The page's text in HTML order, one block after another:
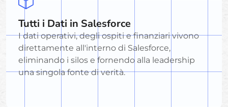
Tutti i Dati in Salesforce
I dati operativi, degli ospiti e finanziari vivono
direttamente all'interno di Salesforce,
eliminando i silos e fornendo alla leadership
una singola fonte di verità.